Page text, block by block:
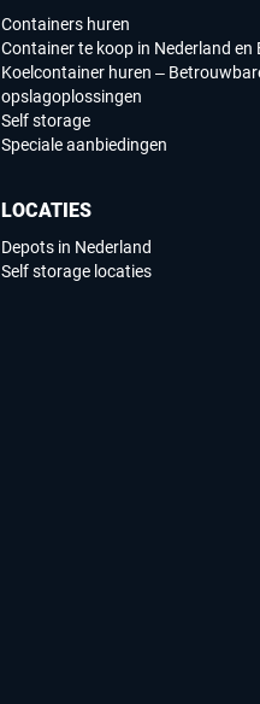
Containers huren
Container te koop in Nederland en
Koelcontainer huren –
opslagoplossingen
Self storage
Speciale aanbiedingen
LOCATIES
Depots in Nederland
Self storage locaties